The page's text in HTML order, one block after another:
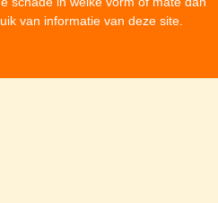
van informatie van deze site.